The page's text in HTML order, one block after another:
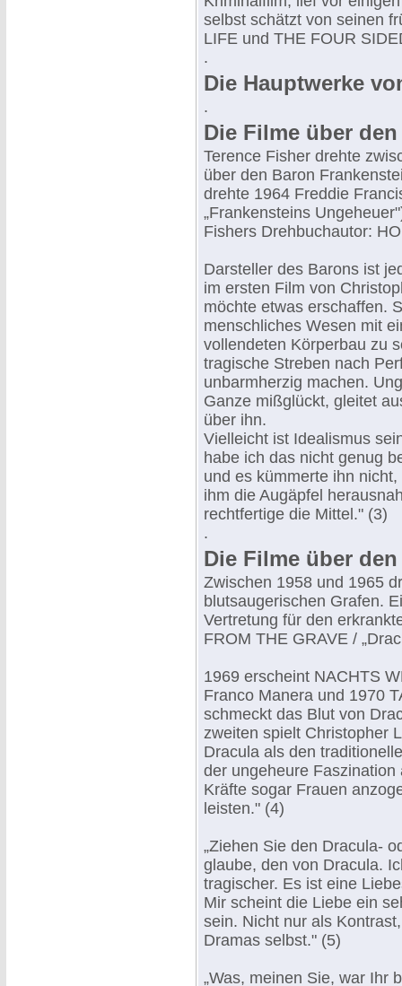
selbst schätzt von seinen
LIFE und THE FOUR
.
Die Hauptwerke
.
Die Filme über
Terence Fisher drehte
über den Baron
drehte 1964 Freddie
„Frankensteins
Fishers Drehbuchautor:
Darsteller des Barons ist
im ersten Film von
möchte etwas erschaffen.
menschliches Wesen mit
vollendeten Körperbau zu
tragische Streben nach
unbarmherzig machen.
Ganze mißglückt, gleitet
über ihn.
Vielleicht ist Idealismus
habe ich das nicht genug
und es kümmerte ihn
ihm die Augäpfel
rechtfertige die Mittel." (3)
.
Die Filme über
Zwischen 1958 und 1965
blutsaugerischen Grafen.
Vertretung für den
FROM THE GRAVE /
1969 erscheint NACHTS
Franco Manera und 1970
schmeckt das Blut von
zweiten spielt Christopher
Dracula als den
der ungeheure
Kräfte sogar Frauen
leisten." (4)
„Ziehen Sie den Dracula-
glaube, den von Dracula.
tragischer. Es ist eine
Mir scheint die Liebe ein
sein. Nicht nur als
Dramas selbst." (5)
„Was, meinen Sie, war Ihr